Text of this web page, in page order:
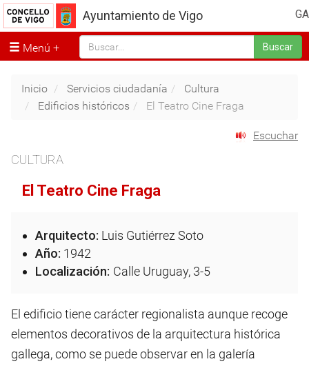
GA
Ayuntamiento de Vigo
Menú Buscar
Inicio Servicios ciudadanía
Cultura
Edificios históricos
El Teatro Cine Fraga
Escuchar
CULTURA
El Teatro Cine Fraga
Arquitecto: Luis Gutiérrez Soto
Año: 1942
Localización: Calle Uruguay, 3-5
El edificio tiene carácter regionalista aunque recoge
elementos decorativos de la arquitectura histórica
gallega, como se puede observar en la galería